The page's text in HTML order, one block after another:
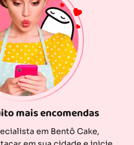
mais encomendas
em Bentô Cake,